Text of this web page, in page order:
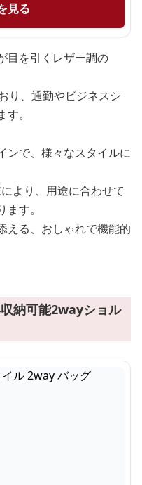
見る
目を引くレザー調の
り、通勤やビジネスシ
。
ンで、様々なスタイルに
より、用途に合わせて
す。
える、おしゃれで機能的
納可能2wayショル